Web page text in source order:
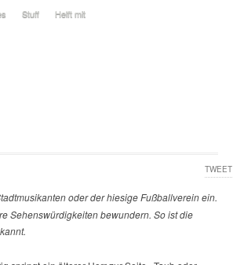
Stuff Helft mit
TWEET
oder der hiesige Fußballverein ein.
Sehenswürdigkeiten bewundern. So ist die